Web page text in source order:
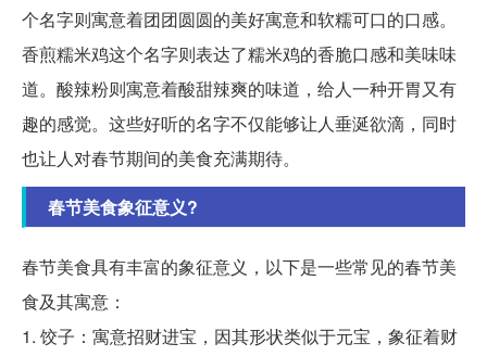
个名字则寓意着团团圆圆的美好寓意和软糯可口的口感。
香煎糯米鸡这个名字则表达了糯米鸡的香脆口感和美味味
道。酸辣粉则寓意着酸甜辣爽的味道，给人一种开胃又有
趣的感觉。这些好听的名字不仅能够让人垂涎欲滴，同时
也让人对春节期间的美食充满期待。
春节美食象征意义?
春节美食具有丰富的象征意义，以下是一些常见的春节美
食及其寓意：
1. 饺子：寓意招财进宝，因其形状类似于元宝，象征着财